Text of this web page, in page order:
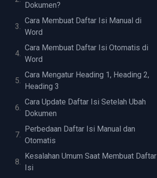
Dokumen?
Cara Membuat Daftar Isi Manual di
Word
Cara Membuat Daftar Isi Otomatis di
Word
Cara Mengatur Heading 1, Heading 2,
Heading 3
Cara Update Daftar Isi Setelah Ubah
Dokumen
Perbedaan Daftar Isi Manual dan
Otomatis
Kesalahan Umum Saat Membuat Daftar
Isi